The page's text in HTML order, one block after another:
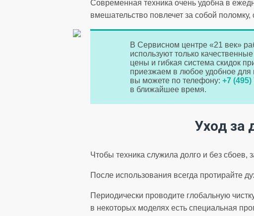
Современная техника очень удобна в
вмешательство повлечет за собой
В Сервисном центре «21 век»
используют только
цены и гибкая система скидок
приезжаем в любое удобное
вы можете по телефону: +7 (495)
в ближайшее время.
Уход за
Чтобы техника служила долго и без сбоев,
После использования всегда протирайте
Периодически проводите глобальную
в некоторых моделях есть специальная